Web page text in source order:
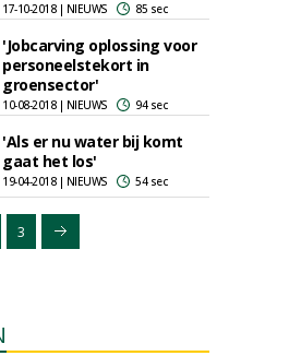
17-10-2018 | NIEUWS 85 sec
'Jobcarving oplossing voor
personeelstekort in
groensector'
10-08-2018 | NIEUWS 94 sec
'Als er nu water bij komt
gaat het los'
19-04-2018 | NIEUWS 54 sec
3